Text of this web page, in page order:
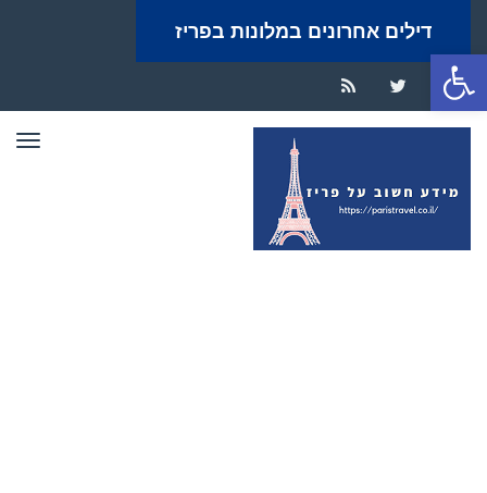
פתח סרגל נגישות
דילים אחרונים במלונות בפריז
Facebook
Twitter
RSS